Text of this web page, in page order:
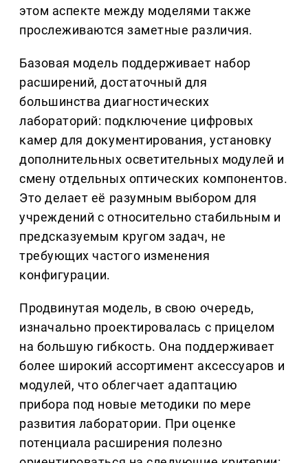
этом аспекте между моделями также
прослеживаются заметные различия.
Базовая модель поддерживает набор
расширений, достаточный для
большинства диагностических
лабораторий: подключение цифровых
камер для документирования, установку
дополнительных осветительных модулей и
смену отдельных оптических компонентов.
Это делает её разумным выбором для
учреждений с относительно стабильным и
предсказуемым кругом задач, не
требующих частого изменения
конфигурации.
Продвинутая модель, в свою очередь,
изначально проектировалась с прицелом
на большую гибкость. Она поддерживает
более широкий ассортимент аксессуаров и
модулей, что облегчает адаптацию
прибора под новые методики по мере
развития лаборатории. При оценке
потенциала расширения полезно